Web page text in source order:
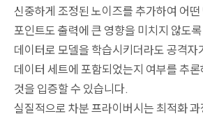
신중하게 조정된 노이즈를 추가하여 어떤
포인트도 출력에 큰 영향을 미치지 않도
데이터로 모델을 학습시키더라도 공격자
데이터 세트에 포함되었는지 여부를 추
것을 입증할 수 있습니다.
실질적으로 차분 프라이버시는 최적화